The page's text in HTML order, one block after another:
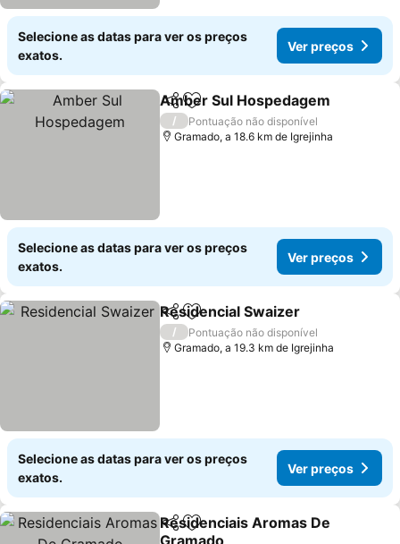
Selecione as datas para ver os preços
exatos.
Ver preços
PartilharAdicionar aos favoritos
Amber Sul Hospedagem
/
Pontuação não disponível
Gramado, a 18.6 km de Igrejinha
Selecione as datas para ver os preços
exatos.
Ver preços
PartilharAdicionar aos favoritos
Residencial Swaizer
/
Pontuação não disponível
Gramado, a 19.3 km de Igrejinha
Selecione as datas para ver os preços
exatos.
Ver preços
PartilharAdicionar aos favoritos
Residenciais Aromas De
Gramado